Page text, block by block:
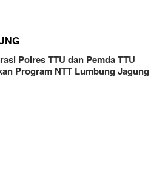
Polres TTU dan Pemda TTU
Program NTT Lumbung Jagung